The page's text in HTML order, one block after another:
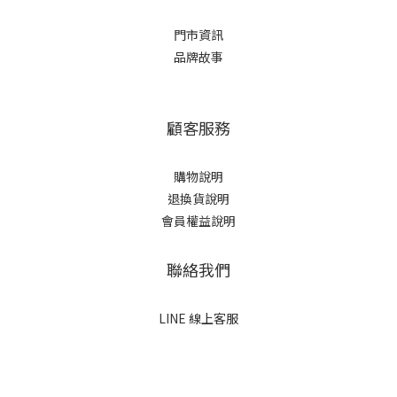
門市資訊
品牌故事
顧客服務
購物說明
退換貨說明
會員權益說明
聯絡我們
LINE 線上客服